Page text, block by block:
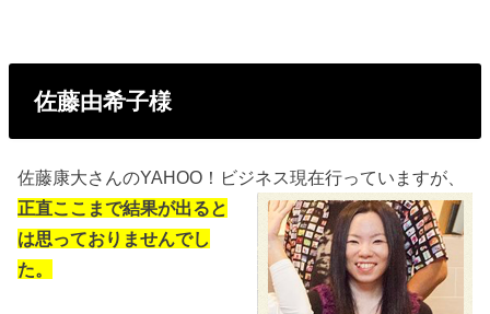
佐藤由希子様
佐藤康大さんのYAHOO！ビジネス現在行っていますが、
正直ここまで結果が出ると
は思っておりませんでし
た。